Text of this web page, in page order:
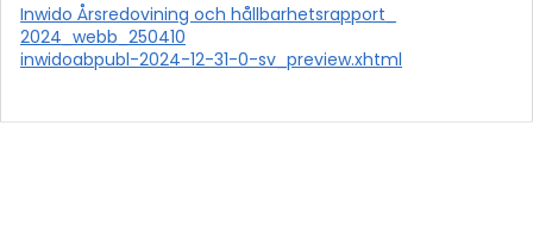
Inwido Årsredovining och hållbarhetsrapport_
2024_webb_250410
inwidoabpubl-2024-12-31-0-sv_preview.xhtml